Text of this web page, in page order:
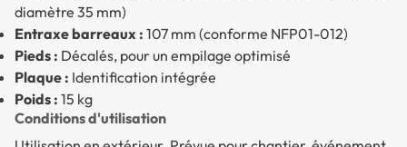
diamètre 35 mm)
Entraxe barreaux : 107 mm (conforme NFP01-012)
Pieds : Décalés, pour un empilage optimisé
Plaque : Identification intégrée
Poids : 15 kg
Conditions d'utilisation